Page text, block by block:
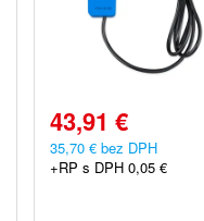
43,91 €
35,70 € bez DPH
+RP s DPH 0,05 €